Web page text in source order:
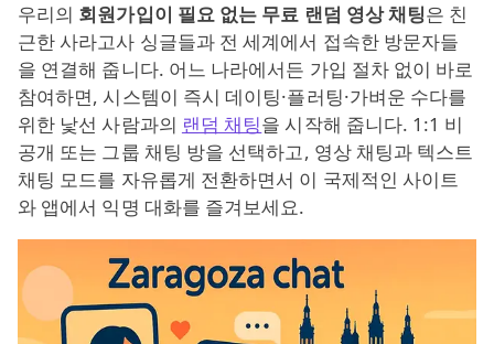
우리의 회원가입이 필요 없는 무료 랜덤 영상 채팅은 친
근한 사라고사 싱글들과 전 세계에서 접속한 방문자들
을 연결해 줍니다. 어느 나라에서든 가입 절차 없이 바로
참여하면, 시스템이 즉시 데이팅·플러팅·가벼운 수다를
위한 낯선 사람과의 랜덤 채팅을 시작해 줍니다. 1:1 비
공개 또는 그룹 채팅 방을 선택하고, 영상 채팅과 텍스트
채팅 모드를 자유롭게 전환하면서 이 국제적인 사이트
와 앱에서 익명 대화를 즐겨보세요.